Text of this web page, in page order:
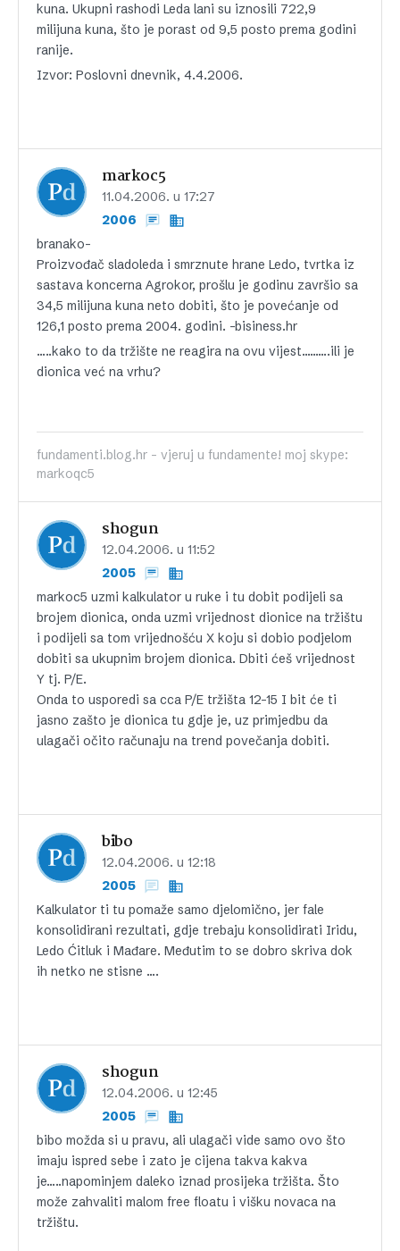
kuna. Ukupni rashodi Leda lani su iznosili 722,9
milijuna kuna, što je porast od 9,5 posto prema godini
ranije.
Izvor: Poslovni dnevnik, 4.4.2006.
markoc5
11.04.2006. u 17:27
2006
branako-
Proizvođač sladoleda i smrznute hrane Ledo, tvrtka iz
sastava koncerna Agrokor, prošlu je godinu završio sa
34,5 milijuna kuna neto dobiti, što je povećanje od
126,1 posto prema 2004. godini. -bisiness.hr
…..kako to da tržište ne reagira na ovu vijest……….ili je
dionica već na vrhu?
fundamenti.blog.hr - vjeruj u fundamente! moj skype:
markoqc5
shogun
12.04.2006. u 11:52
2005
markoc5 uzmi kalkulator u ruke i tu dobit podijeli sa
brojem dionica, onda uzmi vrijednost dionice na tržištu
i podijeli sa tom vrijednošću X koju si dobio podjelom
dobiti sa ukupnim brojem dionica. Dbiti ćeš vrijednost
Y tj. P/E.
Onda to usporedi sa cca P/E tržišta 12-15 I bit će ti
jasno zašto je dionica tu gdje je, uz primjedbu da
ulagači očito računaju na trend povečanja dobiti.
bibo
12.04.2006. u 12:18
2005
Kalkulator ti tu pomaže samo djelomično, jer fale
konsolidirani rezultati, gdje trebaju konsolidirati Iridu,
Ledo Ćitluk i Mađare. Međutim to se dobro skriva dok
ih netko ne stisne ….
shogun
12.04.2006. u 12:45
2005
bibo možda si u pravu, ali ulagači vide samo ovo što
imaju ispred sebe i zato je cijena takva kakva
je…..napominjem daleko iznad prosijeka tržišta. Što
može zahvaliti malom free floatu i višku novaca na
tržištu.